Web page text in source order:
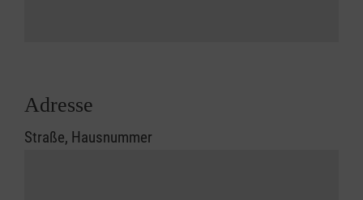
Adresse
Straße, Hausnummer